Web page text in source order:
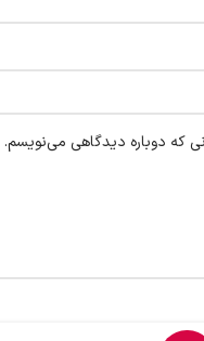
که دوباره دیدگاهی می‌نویسم.